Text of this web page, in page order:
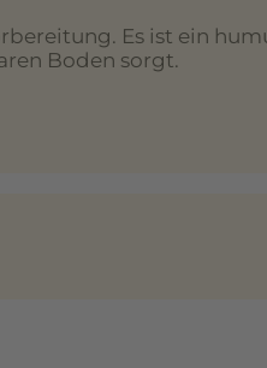
Es ist ein
Boden sorgt.